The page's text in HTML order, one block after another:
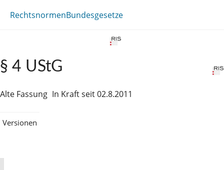
RechtsnormenBundesgesetze
§ 4 UStG
Alte Fassung In Kraft seit 02.8.2011
Versionen